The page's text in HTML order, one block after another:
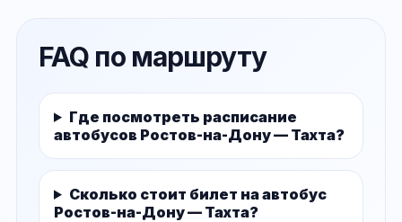
FAQ по маршруту
Где посмотреть расписание
автобусов Ростов-на-Дону — Тахта?
Сколько стоит билет на автобус
Ростов-на-Дону — Тахта?